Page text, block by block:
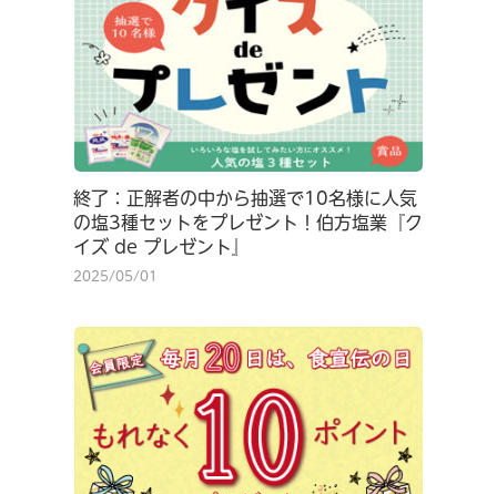
終了：正解者の中から抽選で10名様に人気
の塩3種セットをプレゼント！伯方塩業『ク
イズ de プレゼント』
2025/05/01